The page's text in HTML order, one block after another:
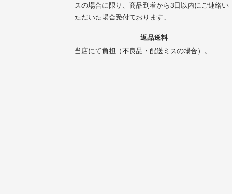
スの場合に限り、商品到着から3日以内にご連絡い
ただいた場合受付ております。
返品送料
当店にて負担（不良品・配送ミスの場合）。